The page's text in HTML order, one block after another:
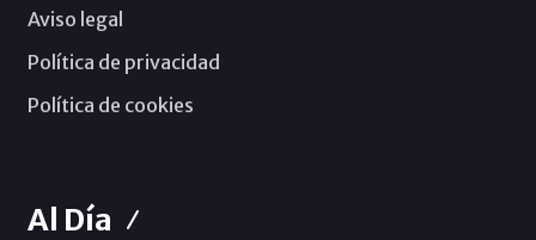
Aviso legal
Política de privacidad
Política de cookies
Al Día